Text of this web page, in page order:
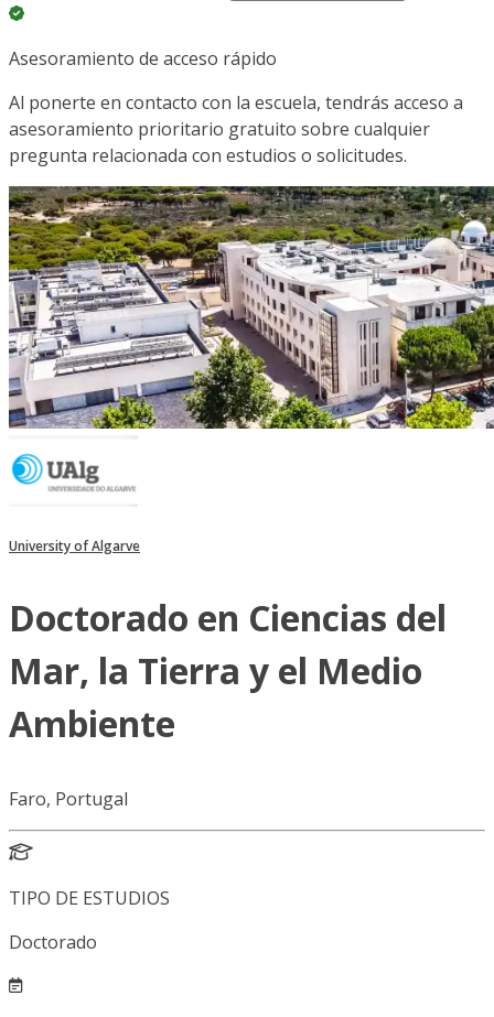
Asesoramiento de acceso rápido
Al ponerte en contacto con la escuela, tendrás acceso a
asesoramiento prioritario gratuito sobre cualquier
pregunta relacionada con estudios o solicitudes.
University of Algarve
Doctorado en Ciencias del
Mar, la Tierra y el Medio
Ambiente
Faro, Portugal
TIPO DE ESTUDIOS
Doctorado